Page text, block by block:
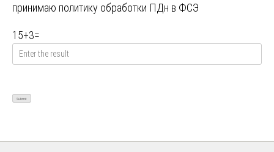
принимаю политику обработки ПДн в ФСЭ
15+3=